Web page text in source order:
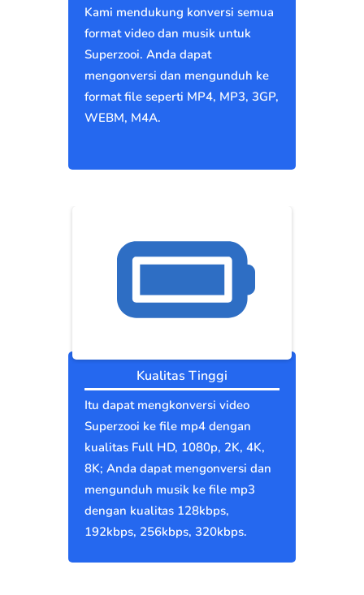
Kami mendukung konversi semua
format video dan musik untuk
Superzooi. Anda dapat
mengonversi dan mengunduh ke
format file seperti MP4, MP3, 3GP,
WEBM, M4A.
Kualitas Tinggi
Itu dapat mengkonversi video
Superzooi ke file mp4 dengan
kualitas Full HD, 1080p, 2K, 4K,
8K; Anda dapat mengonversi dan
mengunduh musik ke file mp3
dengan kualitas 128kbps,
192kbps, 256kbps, 320kbps.